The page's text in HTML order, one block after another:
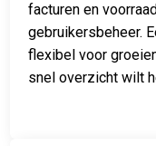
facturen en
gebruikersbeheer.
flexibel voor
snel overzicht wilt